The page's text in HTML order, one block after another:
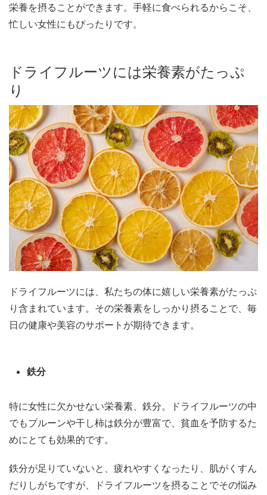
栄養を摂ることができます。手軽に食べられるからこそ、
忙しい女性にもぴったりです。
ドライフルーツには栄養素がたっぷ
り
ドライフルーツには、私たちの体に嬉しい栄養素がたっぷ
り含まれています。その栄養素をしっかり摂ることで、毎
日の健康や美容のサポートが期待できます。
鉄分
特に女性に欠かせない栄養素、鉄分。ドライフルーツの中
でもプルーンや干し柿は鉄分が豊富で、貧血を予防するた
めにとても効果的です。
鉄分が足りていないと、疲れやすくなったり、肌がくすん
だりしがちですが、ドライフルーツを摂ることでその悩み